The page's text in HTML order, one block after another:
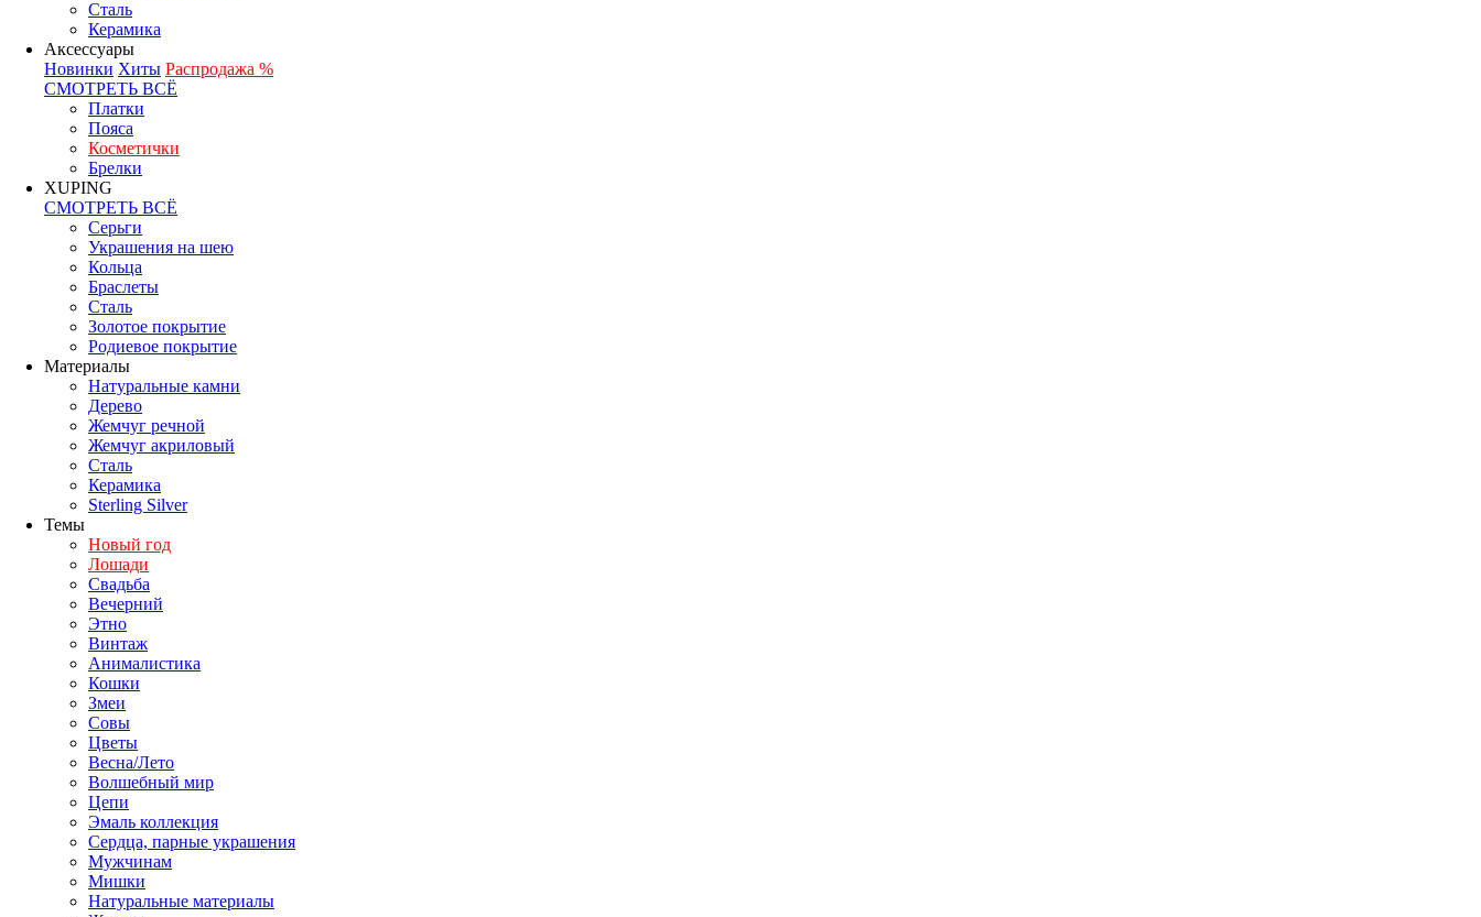
Сталь
Керамика
Аксессуары
Новинки Хиты Распродажа %
СМОТРЕТЬ ВСЁ
Платки
Пояса
Косметички
Брелки
XUPING
СМОТРЕТЬ ВСЁ
Серьги
Украшения на шею
Кольца
Браслеты
Сталь
Золотое покрытие
Родиевое покрытие
Материалы
Натуральные камни
Дерево
Жемчуг речной
Жемчуг акриловый
Сталь
Керамика
Sterling Silver
Темы
Новый год
Лошади
Свадьба
Вечерний
Этно
Винтаж
Анималистика
Кошки
Змеи
Совы
Цветы
Весна/Лето
Волшебный мир
Цепи
Эмаль коллекция
Сердца, парные украшения
Мужчинам
Мишки
Натуральные материалы